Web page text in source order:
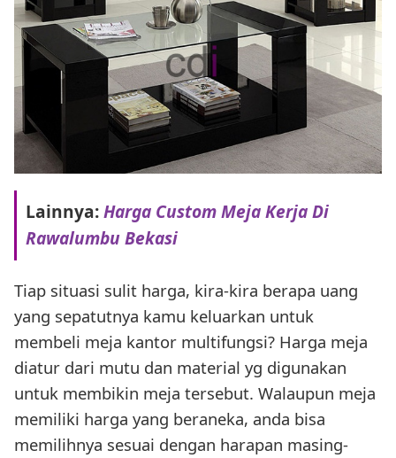
Lainnya:Harga Custom Meja Kerja Di
Rawalumbu Bekasi
Tiap situasi sulit harga, kira-kira berapa uang
yang sepatutnya kamu keluarkan untuk
membeli meja kantor multifungsi? Harga meja
diatur dari mutu dan material yg digunakan
untuk membikin meja tersebut. Walaupun meja
memiliki harga yang beraneka, anda bisa
memilihnya sesuai dengan harapan masing-